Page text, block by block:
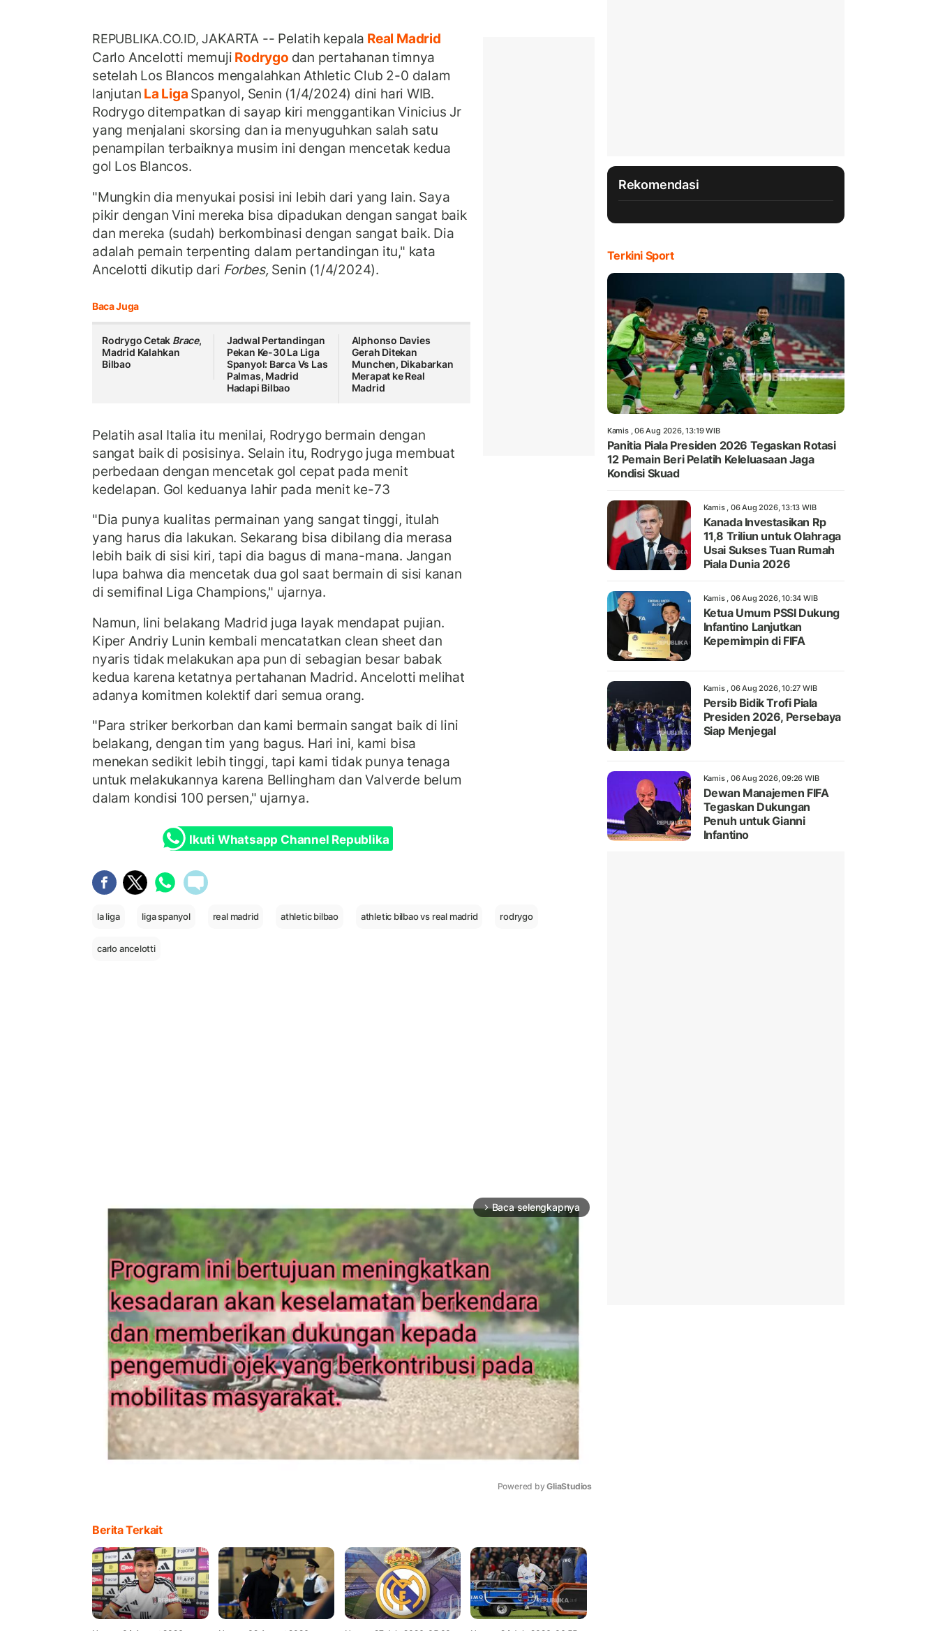
REPUBLIKA.CO.ID, JAKARTA -- Pelatih kepala Real Madrid
Carlo Ancelotti memuji Rodrygo dan pertahanan timnya
setelah Los Blancos mengalahkan Athletic Club 2-0 dalam
lanjutan La Liga Spanyol, Senin (1/4/2024) dini hari WIB.
Rodrygo ditempatkan di sayap kiri menggantikan Vinicius Jr
yang menjalani skorsing dan ia menyuguhkan salah satu
penampilan terbaiknya musim ini dengan mencetak kedua
gol Los Blancos.
"Mungkin dia menyukai posisi ini lebih dari yang lain. Saya
pikir dengan Vini mereka bisa dipadukan dengan sangat baik
dan mereka (sudah) berkombinasi dengan sangat baik. Dia
adalah pemain terpenting dalam pertandingan itu," kata
Ancelotti dikutip dari Forbes,Senin (1/4/2024).
Baca Juga
Rodrygo Cetak Brace,
Madrid Kalahkan
Bilbao
Jadwal Pertandingan
Pekan Ke-30 La Liga
Spanyol: Barca Vs Las
Palmas, Madrid
Hadapi Bilbao
Alphonso Davies
Gerah Ditekan
Munchen, Dikabarkan
Merapat ke Real
Madrid
Pelatih asal Italia itu menilai, Rodrygo bermain dengan
sangat baik di posisinya. Selain itu, Rodrygo juga membuat
perbedaan dengan mencetak gol cepat pada menit
kedelapan. Gol keduanya lahir pada menit ke-73
"Dia punya kualitas permainan yang sangat tinggi, itulah
yang harus dia lakukan. Sekarang bisa dibilang dia merasa
lebih baik di sisi kiri, tapi dia bagus di mana-mana. Jangan
lupa bahwa dia mencetak dua gol saat bermain di sisi kanan
di semifinal Liga Champions," ujarnya.
Namun, lini belakang Madrid juga layak mendapat pujian.
Kiper Andriy Lunin kembali mencatatkan clean sheet dan
nyaris tidak melakukan apa pun di sebagian besar babak
kedua karena ketatnya pertahanan Madrid. Ancelotti melihat
adanya komitmen kolektif dari semua orang.
"Para striker berkorban dan kami bermain sangat baik di lini
belakang, dengan tim yang bagus. Hari ini, kami bisa
menekan sedikit lebih tinggi, tapi kami tidak punya tenaga
untuk melakukannya karena Bellingham dan Valverde belum
dalam kondisi 100 persen," ujarnya.
Ikuti Whatsapp Channel Republika
la liga liga spanyol real madrid athletic bilbao athletic bilbao vs real madrid rodrygo
carlo ancelotti
arrow_forward_ios Baca selengkapnya
Powered by GliaStudios
Berita Terkait
Rekomendasi
Terkini Sport
Kamis , 06 Aug 2026, 13:19 WIB
Panitia Piala Presiden 2026 Tegaskan Rotasi
12 Pemain Beri Pelatih Keleluasaan Jaga
Kondisi Skuad
Kamis , 06 Aug 2026, 13:13 WIB
Kanada Investasikan Rp
11,8 Triliun untuk Olahraga
Usai Sukses Tuan Rumah
Piala Dunia 2026
Kamis , 06 Aug 2026, 10:34 WIB
Ketua Umum PSSI Dukung
Infantino Lanjutkan
Kepemimpin di FIFA
Kamis , 06 Aug 2026, 10:27 WIB
Persib Bidik Trofi Piala
Presiden 2026, Persebaya
Siap Menjegal
Kamis , 06 Aug 2026, 09:26 WIB
Dewan Manajemen FIFA
Tegaskan Dukungan
Penuh untuk Gianni
Infantino